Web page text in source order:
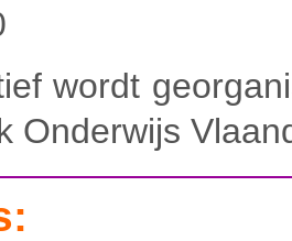
wordt
Onderwijs